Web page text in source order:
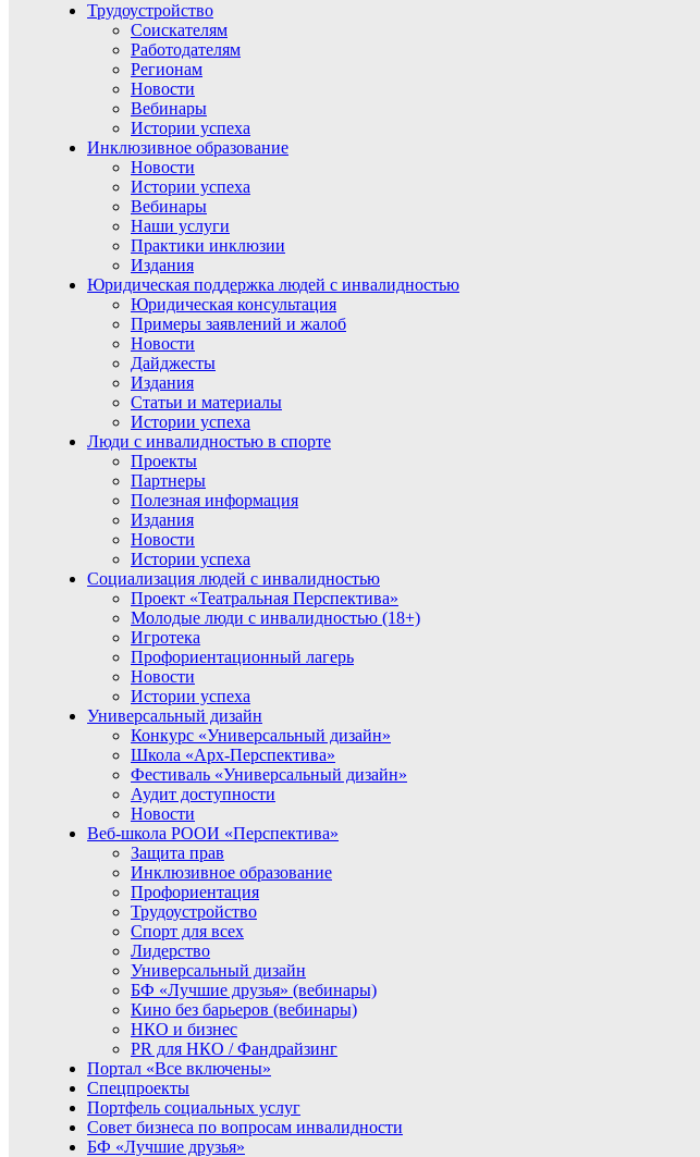
Трудоустройство
Соискателям
Работодателям
Регионам
Новости
Вебинары
Истории успеха
Инклюзивное образование
Новости
Истории успеха
Вебинары
Наши услуги
Практики инклюзии
Издания
Юридическая поддержка людей с инвалидностью
Юридическая консультация
Примеры заявлений и жалоб
Новости
Дайджесты
Издания
Статьи и материалы
Истории успеха
Люди с инвалидностью в спорте
Проекты
Партнеры
Полезная информация
Издания
Новости
Истории успеха
Социализация людей с инвалидностью
Проект «Театральная Перспектива»
Молодые люди с инвалидностью (18+)
Игротека
Профориентационный лагерь
Новости
Истории успеха
Универсальный дизайн
Конкурс «Универсальный дизайн»
Школа «Арх-Перспектива»
Фестиваль «Универсальный дизайн»
Аудит доступности
Новости
Веб-школа РООИ «Перспектива»
Защита прав
Инклюзивное образование
Профориентация
Трудоустройство
Спорт для всех
Лидерство
Универсальный дизайн
БФ «Лучшие друзья» (вебинары)
Кино без барьеров (вебинары)
НКО и бизнес
PR для НКО / Фандрайзинг
Портал «Все включены»
Спецпроекты
Портфель социальных услуг
Совет бизнеса по вопросам инвалидности
БФ «Лучшие друзья»